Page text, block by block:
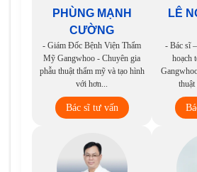
PHÙNG MẠNH
CƯỜNG
- Giám Đốc Bệnh Viện Thẩm
Mỹ Gangwhoo - Chuyên gia
phẫu thuật thẩm mỹ và tạo hình
với hơn...
Bác sĩ tư vấn
LÊ
- Bác sĩ
hoạch
thuật